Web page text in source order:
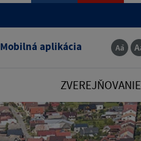
Mobilná aplikácia
ZVEREJŇOVANIE